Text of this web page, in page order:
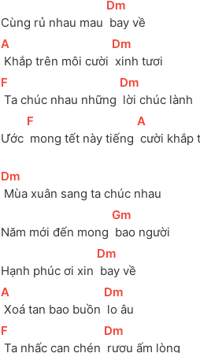
Cùng rủ nhau mau
[Dm
bay về
[
A
Khắp trên môi cười
[Dm
xinh tươi
[F
Ta chúc nhau những
[Dm
lời chúc lành
Ước
[F
mong tết này tiếng
[
A
cười khắp
[Dm
Mùa xuân sang ta chúc nhau
Năm mới đến mong
[
Gm
bao người
Hạnh phúc ơi xin
[Dm
bay về
[
A
Xoá tan bao buồn
[Dm
lo âu
[F
Ta nhấc cạn chén
[Dm
rượu ấm lòng